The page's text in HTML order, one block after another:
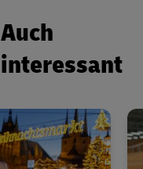
Auch
interessant